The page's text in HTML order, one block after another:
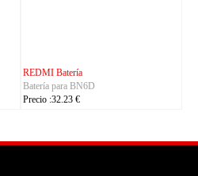
Batería para S7105